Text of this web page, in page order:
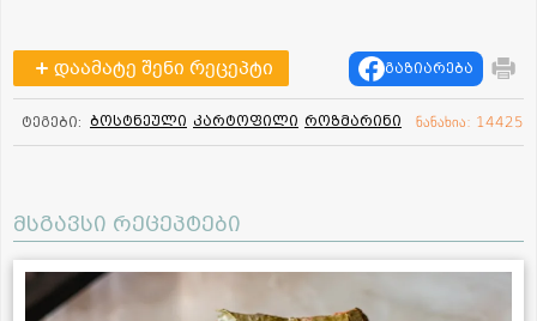
დაამატე შენი რეცეპტი გაზიარება
ტეგები: ბოსტნეული კარტოფილი როზმარინი ნანახია: 14425
მსგავსი რეცეპტები